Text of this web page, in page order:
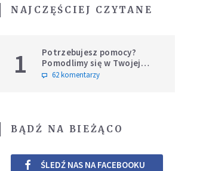
NAJCZĘŚCIEJ CZYTANE
1
Potrzebujesz pomocy?
Pomodlimy się w Twojej
intencji
62 komentarzy
BĄDŹ NA BIEŻĄCO
ŚLEDŹ NAS NA FACEBOOKU